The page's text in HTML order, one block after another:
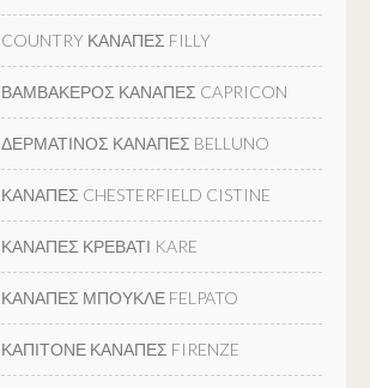
COUNTRY ΚΑΝΑΠΕΣ FILLY
ΒΑΜΒΑΚΕΡΟΣ ΚΑΝΑΠΕΣ CAPRICON
ΔΕΡΜΑΤΙΝΟΣ ΚΑΝΑΠΕΣ BELLUNO
ΚΑΝΑΠΕΣ CHESTERFIELD CISTINE
ΚΑΝΑΠΕΣ ΚΡΕΒΑΤΙ KARE
ΚΑΝΑΠΕΣ ΜΠΟΥΚΛΕ FELPATO
ΚΑΠΙΤΟΝΕ ΚΑΝΑΠΕΣ FIRENZE